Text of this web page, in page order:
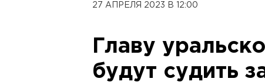
27 АПРЕЛЯ 2023 В 12:00
Главу
будут судить